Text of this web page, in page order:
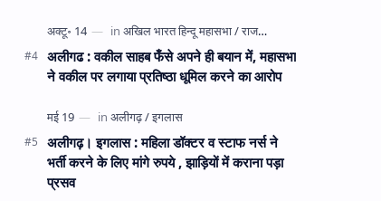
अलीगढ : वकील साहब फँसे अपने ही बयान में, महासभा
ने वकील पर लगाया प्रतिष्ठा धूमिल करने का आरोप
अलीगढ़। इगलास : महिला डॉक्टर व स्टाफ नर्स ने
भर्ती करने के लिए मांगे रुपये , झाड़ियों में कराना पड़ा
प्रसव